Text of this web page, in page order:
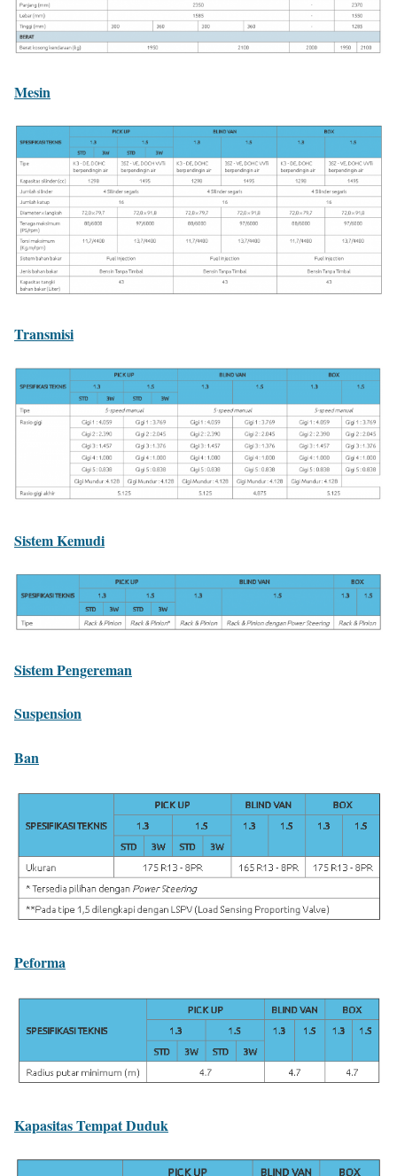
Mesin
Transmisi
Sistem Kemudi
Sistem Pengereman
Suspension
Ban
Peforma
Kapasitas Tempat Duduk